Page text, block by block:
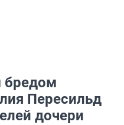
бредом
Пересильд
дочери